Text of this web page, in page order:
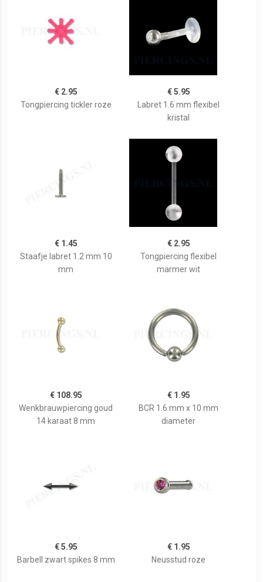
€ 2.95
Tongpiercing tickler roze
€ 5.95
Labret 1.6 mm flexibel
kristal
€ 1.45
Staafje labret 1.2 mm 10
mm
€ 2.95
Tongpiercing flexibel
marmer wit
€ 108.95
Wenkbrauwpiercing goud
14 karaat 8 mm
€ 1.95
BCR 1.6 mm x 10 mm
diameter
€ 5.95
Barbell zwart spikes 8 mm
€ 1.95
Neusstud roze